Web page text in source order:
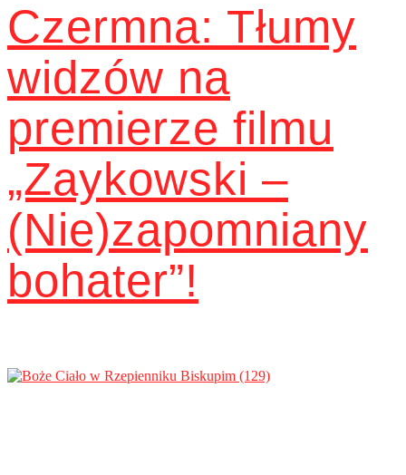
Czermna: Tłumy
widzów na
premierze filmu
„Zaykowski –
(Nie)zapomniany
bohater”!